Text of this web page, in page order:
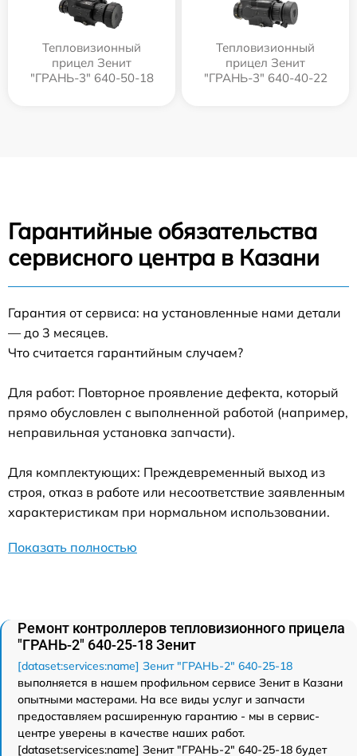
Тепловизионный
прицел Зенит
"ГРАНЬ-3" 640-50-18
Тепловизионный
прицел Зенит
"ГРАНЬ-3" 640-40-22
Гарантийные обязательства
сервисного центра в Казани
Гарантия от сервиса: на установленные нами детали
— до 3 месяцев.
Что считается гарантийным случаем?
Для работ: Повторное проявление дефекта, который
прямо обусловлен с выполненной работой (например,
неправильная установка запчасти).
Для комплектующих: Преждевременный выход из
строя, отказ в работе или несоответствие заявленным
характеристикам при нормальном использовании.
Показать полностью
Ремонт контроллеров тепловизионного прицела
"ГРАНЬ-2" 640-25-18 Зенит
[dataset:services:name] Зенит "ГРАНЬ-2" 640-25-18
выполняется в нашем профильном сервисе Зенит в Казани
опытными мастерами. На все виды услуг и запчасти
предоставляем расширенную гарантию - мы в сервис-
центре уверены в качестве наших работ.
[dataset:services:name] Зенит "ГРАНЬ-2" 640-25-18 будет